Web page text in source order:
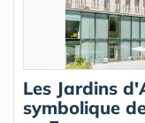
Les Jardins
symbolique